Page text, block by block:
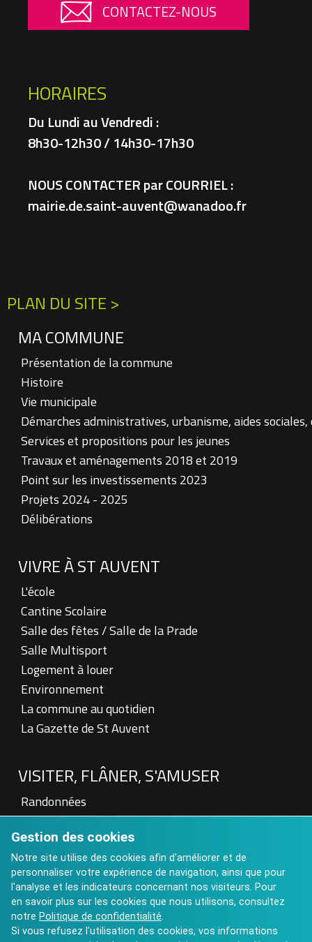
CONTACTEZ-NOUS
HORAIRES
Du Lundi au Vendredi :
8h30-12h30 / 14h30-17h30
NOUS CONTACTER par COURRIEL :
mairie.de.saint-auvent@wanadoo.fr
PLAN DU SITE >
MA COMMUNE
Présentation de la commune
Histoire
Vie municipale
Démarches administratives, urbanisme, aides
Services et propositions pour les jeunes
Travaux et aménagements 2018 et 2019
Point sur les investissements 2023
Projets 2024 - 2025
Délibérations
VIVRE À ST AUVENT
L'école
Cantine Scolaire
Salle des fêtes / Salle de la Prade
Salle Multisport
Logement à louer
Environnement
La commune au quotidien
La Gazette de St Auvent
VISITER, FLÂNER, S'AMUSER
Randonnées
Patrimoine
Visite à la Ferme
Hébergements touristiques
Aires de pique nique
Art contemporain : Château de St Auvent
Calendrier des Manifestations 2025
Gestion des cookies
Notre site utilise des cookies afin d'améliorer et de
personnaliser votre expérience de navigation, ainsi que pour
l'analyse et les indicateurs concernant nos visiteurs. Pour
en savoir plus sur les cookies que nous utilisons, consultez
notre Politique de confidentialité.
Si vous refusez l'utilisation des cookies, vos informations